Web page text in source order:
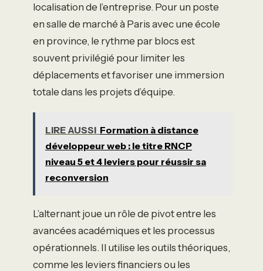
localisation de l’entreprise. Pour un poste
en salle de marché à Paris avec une école
en province, le rythme par blocs est
souvent privilégié pour limiter les
déplacements et favoriser une immersion
totale dans les projets d’équipe.
LIRE AUSSI Formation à distance
développeur web : le titre RNCP
niveau 5 et 4 leviers pour réussir sa
reconversion
L’alternant joue un rôle de pivot entre les
avancées académiques et les processus
opérationnels. Il utilise les outils théoriques,
comme les leviers financiers ou les